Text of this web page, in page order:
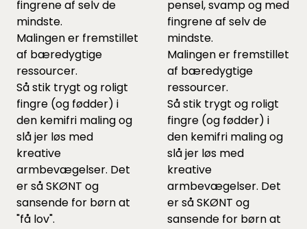
fingrene af selv de
mindste.
Malingen er fremstillet
af bæredygtige
ressourcer.
Så stik trygt og roligt
fingre (og fødder) i
den kemifri maling og
slå jer løs med
kreative
armbevægelser. Det
er så SKØNT og
sansende for børn at
"få lov".
pensel, svamp og med
fingrene af selv de
mindste.
Malingen er fremstillet
af bæredygtige
ressourcer.
Så stik trygt og roligt
fingre (og fødder) i
den kemifri maling og
slå jer løs med
kreative
armbevægelser. Det
er så SKØNT og
sansende for børn at